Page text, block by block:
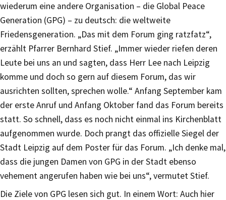
wiederum eine andere Organisation – die Global Peace
Generation (GPG) – zu deutsch: die weltweite
Friedensgeneration. „Das mit dem Forum ging ratzfatz“,
erzählt Pfarrer Bernhard Stief. „Immer wieder riefen deren
Leute bei uns an und sagten, dass Herr Lee nach Leipzig
komme und doch so gern auf diesem Forum, das wir
ausrichten sollten, sprechen wolle.“ Anfang September kam
der erste Anruf und Anfang Oktober fand das Forum bereits
statt. So schnell, dass es noch nicht einmal ins Kirchenblatt
aufgenommen wurde. Doch prangt das offizielle Siegel der
Stadt Leipzig auf dem Poster für das Forum. „Ich denke mal,
dass die jungen Damen von GPG in der Stadt ebenso
vehement angerufen haben wie bei uns“, vermutet Stief.
Die Ziele von GPG lesen sich gut. In einem Wort: Auch hier